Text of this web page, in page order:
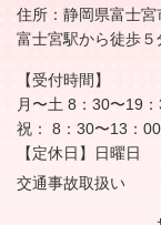
住所：静岡県富士
富士宮駅から徒歩５
【受付時間】
月〜土 8：30〜19
祝： 8：30〜13：00
【定休日】日曜日
交通事故取扱い